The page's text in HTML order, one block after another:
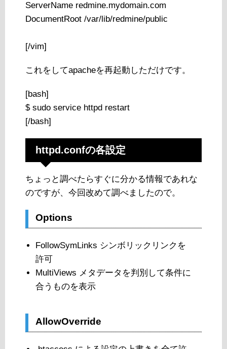
ServerName redmine.mydomain.com
DocumentRoot /var/lib/redmine/public
[/vim]
これをしてapacheを再起動しただけです。
[bash]
$ sudo service httpd restart
[/bash]
httpd.confの各設定
ちょっと調べたらすぐに分かる情報であれな
のですが、今回改めて調べましたので。
Options
FollowSymLinks シンボリックリンクを
許可
MultiViews メタデータを判別して条件に
合うものを表示
AllowOverride